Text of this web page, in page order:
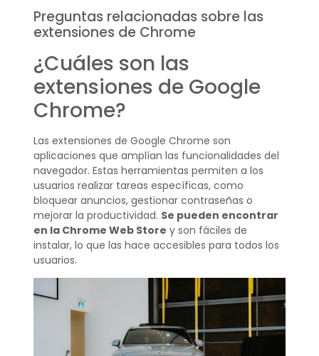
Preguntas relacionadas sobre las
extensiones de Chrome
¿Cuáles son las
extensiones de Google
Chrome?
Las extensiones de Google Chrome son
aplicaciones que amplían las funcionalidades del
navegador. Estas herramientas permiten a los
usuarios realizar tareas específicas, como
bloquear anuncios, gestionar contraseñas o
mejorar la productividad. Se pueden encontrar
en la Chrome Web Store y son fáciles de
instalar, lo que las hace accesibles para todos los
usuarios.